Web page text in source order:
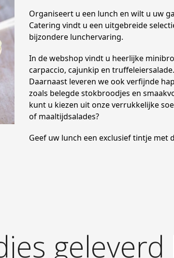
Organiseert u een lunch en wilt u uw
Catering vindt u een uitgebreide
bijzondere lunchervaring.
In de webshop vindt u heerlijke
carpaccio, cajunkip en truffeleiersalade.
Daarnaast leveren we ook verfijnde
zoals belegde stokbroodjes en
kunt u kiezen uit onze verrukkelijke
of maaltijdsalades?
Geef uw lunch een exclusief tintje met
geleverd